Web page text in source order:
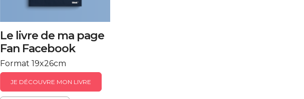
Le livre de ma page
Fan Facebook
Format 19x26cm
JE DÉCOUVRE MON LIVRE